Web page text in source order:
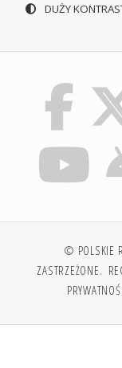
DUŻY
© POLSKIE
ZASTRZEŻONE.